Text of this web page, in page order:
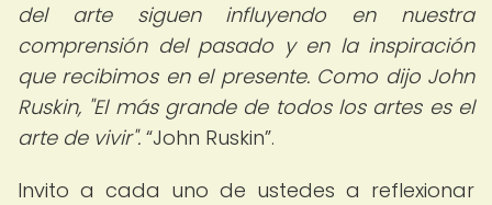
del arte siguen influyendo en nuestra
comprensión del pasado y en la inspiración
que recibimos en el presente. Como dijo John
Ruskin, "El más grande de todos los artes es el
arte de vivir". John Ruskin .
Invito a cada uno de ustedes a reflexionar